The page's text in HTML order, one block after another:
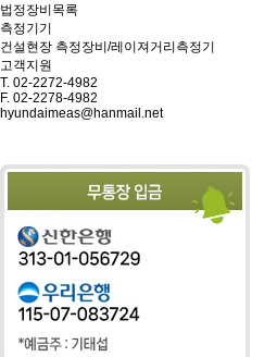
법정장비목록
측정기기
건설현장 측정장비/레이져거리측정기
고객지원
T. 02-2272-4982
F. 02-2278-4982
hyundaimeas@hanmail.net